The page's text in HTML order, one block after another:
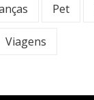
Pet
Viagens